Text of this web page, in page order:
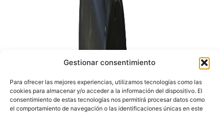
Gestionar consentimiento
Para ofrecer las mejores experiencias, utilizamos tecnologías como las
cookies para almacenar y/o acceder a la información del dispositivo. El
consentimiento de estas tecnologías nos permitirá procesar datos como
el comportamiento de navegación o las identificaciones únicas en este